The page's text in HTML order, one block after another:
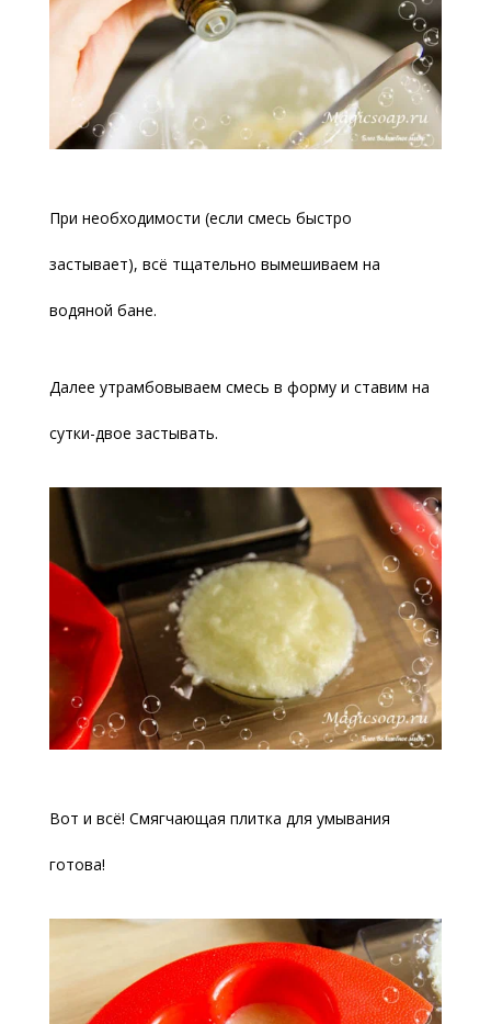
При необходимости (если смесь быстро
застывает), всё тщательно вымешиваем на
водяной бане.
Далее утрамбовываем смесь в форму и ставим на
сутки-двое застывать.
Вот и всё! Смягчающая плитка для умывания
готова!